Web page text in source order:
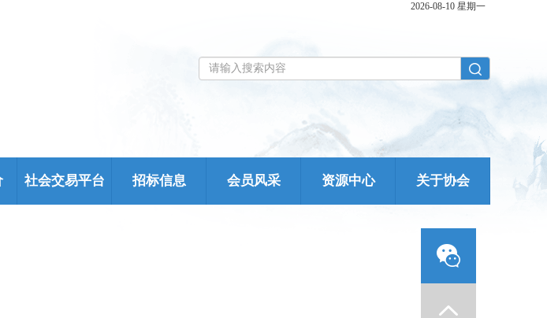
2026-08-10 星期一
社会交易平台 招标信息 会员风采 资源中心 关于协会